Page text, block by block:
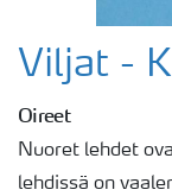
Viljat -
Oireet
Nuoret lehdet
lehdissä on